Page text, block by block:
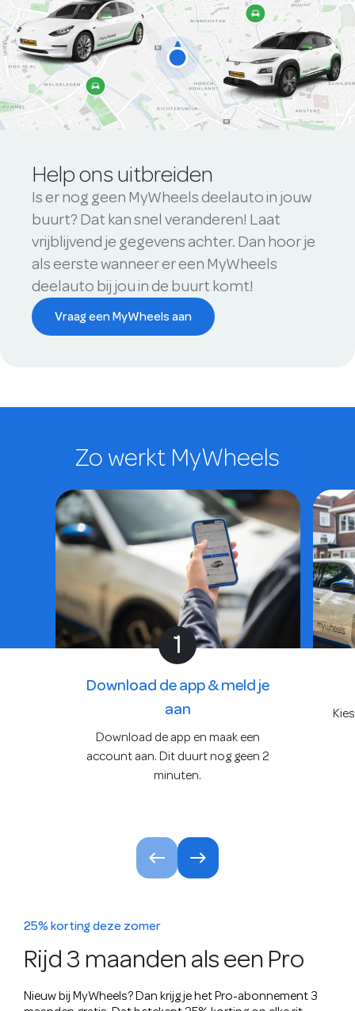
Help ons uitbreiden
Is er nog geen MyWheels deelauto in jouw
buurt? Dat kan snel veranderen! Laat
vrijblijvend je gegevens achter. Dan hoor je
als eerste wanneer er een MyWheels
deelauto bij jou in de buurt komt!
Vraag een MyWheels aan
Zo werkt MyWheels
1
Download de app & meld je
aan
Download de app en maak een
account aan. Dit duurt nog geen 2
minuten.
25% korting deze zomer
Rijd 3 maanden als een Pro
Nieuw bij MyWheels? Dan krijg je het Pro-abonnement 3